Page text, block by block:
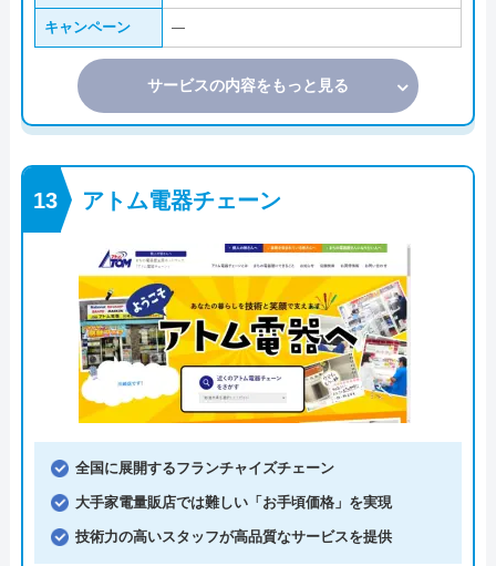
キャンペーン ―
サービスの内容をもっと見る
アトム電器チェーン
全国に展開するフランチャイズチェーン
大手家電量販店では難しい「お手頃価格」を実現
技術力の高いスタッフが高品質なサービスを提供